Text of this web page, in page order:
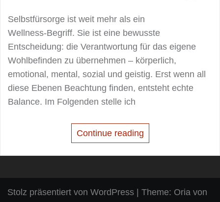
Selbstfürsorge ist weit mehr als ein
Wellness‑Begriff. Sie ist eine bewusste
Entscheidung: die Verantwortung für das eigene
Wohlbefinden zu übernehmen – körperlich,
emotional, mental, sozial und geistig. Erst wenn all
diese Ebenen Beachtung finden, entsteht echte
Balance. Im Folgenden stelle ich
Continue reading
Stolz präsentiert von WordPress | Theme: Oria von